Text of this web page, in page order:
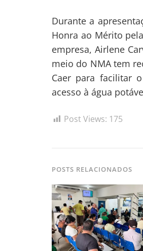
Durante a
Honra ao Mérito
empresa, Airlene
meio do NMA tem
Caer para facilitar
acesso à água
Post Views: 175
POSTS RELACIONADOS